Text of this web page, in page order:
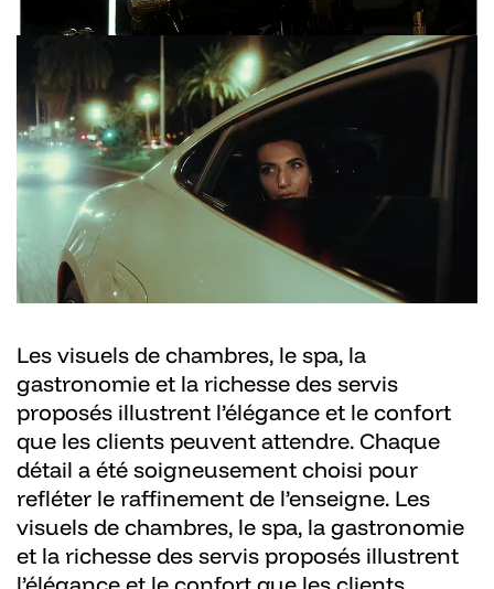
Les visuels de chambres, le spa, la
gastronomie et la richesse des servis
proposés illustrent l’élégance et le confort
que les clients peuvent attendre. Chaque
détail a été soigneusement choisi pour
refléter le raffinement de l’enseigne. Les
visuels de chambres, le spa, la gastronomie
et la richesse des servis proposés illustrent